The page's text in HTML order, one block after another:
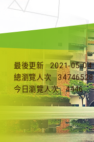
最後更新
2021-05-04
總瀏覽人次
34746528
今日瀏覽人次
4446